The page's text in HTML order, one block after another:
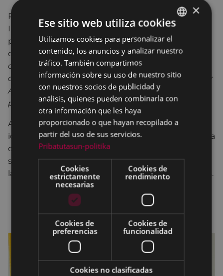
Por su parte, la concejala de Servicios Sociales e
Infancia, Sonia Archeli, ha destacado el valor de la
participación juvenil en la elaboración del
diagnóstico:“Queremos que los niños, niñas y
adolescentes de Eibar sean protagonistas de su
ciudad. La elaboración del Plan Local de Infancia y
Adolescencia será un paso clave para consolidar
políticas que fomenten su desarrollo y bienestar”
A partir de este estudio, el Ayuntamiento ha
identificado 17 retos prioritarios, entre ellos la mejora
de la conciliación familiar, la promoción de hábitos
saludables, la prevención de conductas de riesgo y
la ampliación de espacios de juego y ocio inclusivos.
Diagnóstico sobre la realidad de la infancia y la
adolescencia en Eibar (2024). Principales
resultados
BASQUE
SPANISH
×
Ese sitio web utiliza cookies
Utilizamos cookies para personalizar el
contenido, los anuncios y analizar nuestro
tráfico. También compartimos
información sobre su uso de nuestro sitio
con nuestros socios de publicidad y
análisis, quienes pueden combinarla con
otra información que les haya
proporcionado o que hayan recopilado a
partir del uso de sus servicios.
Pribatutasun-politika
Cookies
estrictamente
necesarias
Cookies de
rendimiento
Cookies de
preferencias
Cookies de
funcionalidad
Cookies no clasificadas